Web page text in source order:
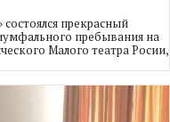
прекрасный
пребывания на
Малого театра Росии,